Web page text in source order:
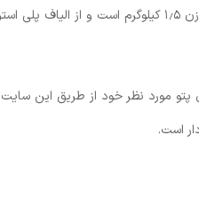
پتو نمدی پلنگی یک نفره دارای ابعاد ۲۱۰*۱۴۰ و وزن
مورد نظر خود از طریق این سایت
است.